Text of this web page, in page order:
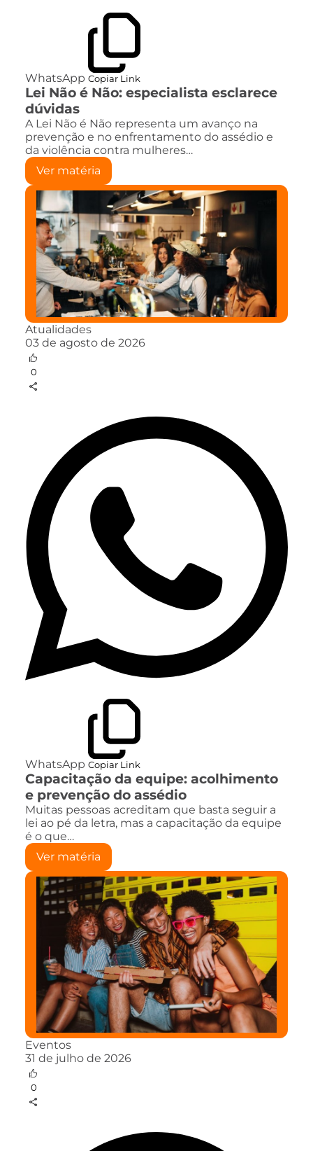
WhatsApp Copiar Link
Lei Não é Não: especialista esclarece
dúvidas
A Lei Não é Não representa um avanço na
prevenção e no enfrentamento do assédio e
da violência contra mulheres…
Ver matéria
Atualidades
03 de agosto de 2026
0
WhatsApp Copiar Link
Capacitação da equipe: acolhimento
e prevenção do assédio
Muitas pessoas acreditam que basta seguir a
lei ao pé da letra, mas a capacitação da equipe
é o que…
Ver matéria
Eventos
31 de julho de 2026
0